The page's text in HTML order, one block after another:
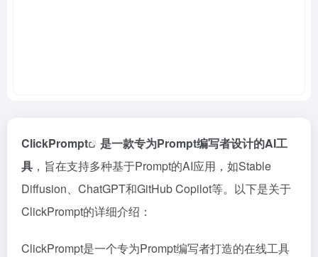
ClickPrompt
是一款专为Prompt编写者设计的AI工
具 ，旨在支持多种基于Prompt的AI应用，如Stable
Diffusion、ChatGPT和GitHub Copilot等。以下是关于
ClickPrompt的详细介绍：
ClickPrompt是一个专为Prompt编写者打造的在线工具